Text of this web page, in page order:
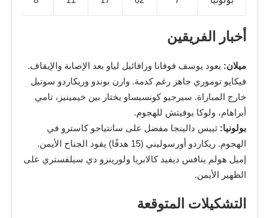
أخبار الفريقين
ميلان: يعود يوسف فوفانا ورافائيل لياو بعد الإصابة والإيقاف.
فيكايو توموري جاهز رغم كدمة. وارن بوندو وريكاردو سوتيل
خارج المباراة. سيرجيو كونسيساو يختار بين خيمينيز، تامي
أبراهام، ولوكا يوفيتش للهجوم.
بولونيا: ثييس دالينجا مفضل على سانتياجو كاسترو في
الهجوم. ريكاردو أورسوليني (15 هدفًا) يقود الجناح الأيمن.
إميل هولم ينافس ديفيد كالابريا ولورينزو دي سيلفستري على
الظهير الأيمن.
التشكيلات المتوقعة